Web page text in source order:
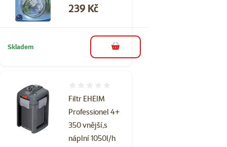
Cena
239 Kč
Skladem do košíku
Filtr EHEIM
Professionel 4+
350 vnější,s
náplní 1050l/h